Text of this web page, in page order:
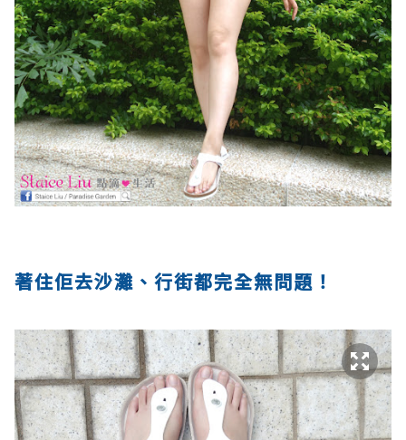
著住佢去沙灘、行街都完全無問題！